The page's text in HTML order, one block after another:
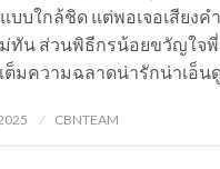
บบใกล้ชิด แต่พอเจอเสียง
ทัน ส่วนพิธีกรน้อยขวัญใจพี่
ต็มความฉลาดน่ารักน่าเอ็นดู
CBNTEAM